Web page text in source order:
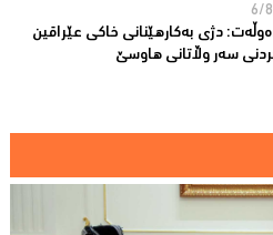
6/
دژى بەکارهێنانى خاکی عێراقین
سەر وڵاتانی هاوسێ